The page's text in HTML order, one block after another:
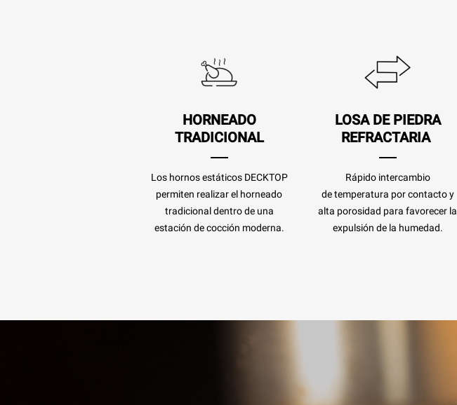
HORNEADO
TRADICIONAL
Los hornos estáticos DECKTOP
permiten realizar el horneado
tradicional dentro de una
estación de cocción moderna.
LOSA DE PIEDRA
REFRACTARIA
Rápido intercambio
de temperatura por contacto y
alta porosidad para favorecer la
expulsión de la humedad.